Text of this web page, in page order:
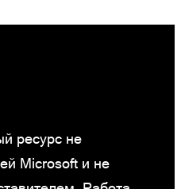
ресурс не
Microsoft и не